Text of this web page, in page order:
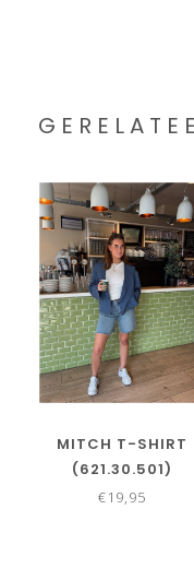
MITCH T-SHIRT
(621.30.501)
€19,95